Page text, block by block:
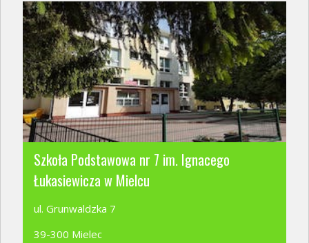
Szkoła Podstawowa nr 7 im. Ignacego
Łukasiewicza w Mielcu
ul. Grunwaldzka 7
39-300 Mielec